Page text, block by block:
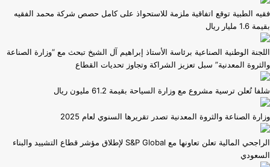
فقيه الطبية توقع اتفاقية ملزمة للاستحواذ على كامل حصص شركة محمد الفقيه
بقيمة 1.6 مليار ريال
اللجنة الوطنية الصناعية برئاسة الأستاذ إبراهيم آل الشيخ تبحث مع “وزارة الصناعة
والثروة المعدنية” سبل تعزيز الشراكة وتجاوز تحديات القطاع
شلفا تُعلن ترسية مشروع مع وزارة السياحة بقيمة 61.2 مليون ريال
وزارة ⁧الصناعة والثروة المعدنية⁩ تصدر تقريرها السنوي لعام 2025
الراجحي المالية تعلن تعاونها مع S&P Global لإطلاق مؤشر قطاع التشييد والبناء
السعودي